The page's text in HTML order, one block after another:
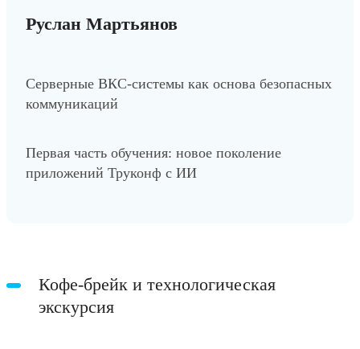
Руслан Мартьянов
Серверные ВКС-системы как основа безопасных
коммуникаций
Первая часть обучения: новое поколение
приложений Труконф с ИИ
Кофе-брейк и технологическая
экскурсия